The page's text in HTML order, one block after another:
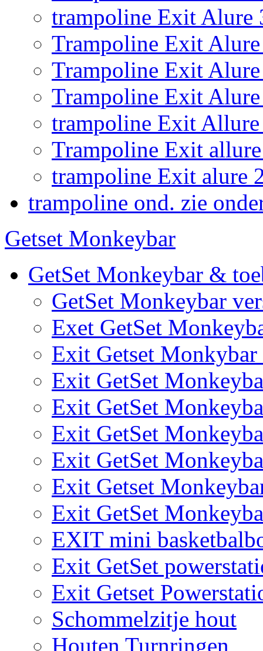
trampoline Exit Alure
Trampoline Exit
Trampoline Exit
Trampoline Exit
trampoline Exit
Trampoline Exit
trampoline Exit alure
trampoline ond. zie
Getset Monkeybar
GetSet Monkeybar &
GetSet Monkeybar
Exet GetSet
Exit Getset
Exit GetSet
Exit GetSet
Exit GetSet
Exit GetSet
Exit Getset
Exit GetSet
EXIT mini
Exit GetSet
Exit Getset
Schommelzitje hout
Houten Turnringen